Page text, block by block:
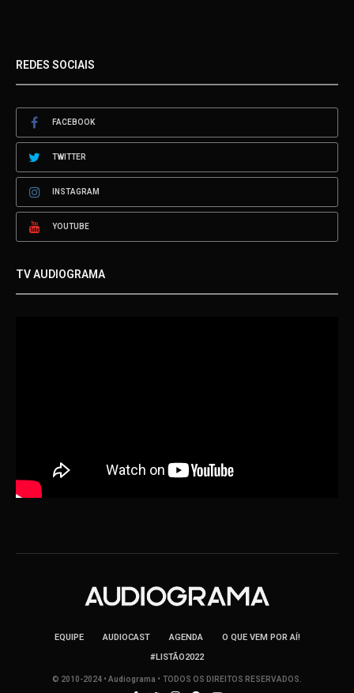
REDES SOCIAIS
FACEBOOK
TWITTER
INSTAGRAM
YOUTUBE
TV AUDIOGRAMA
EQUIPE AUDIOCAST AGENDA
O QUE VEM POR AÍ!
#LISTÃO2022
© 2010-2024 • Audiograma • TODOS OS DIREITOS RESERVADOS.